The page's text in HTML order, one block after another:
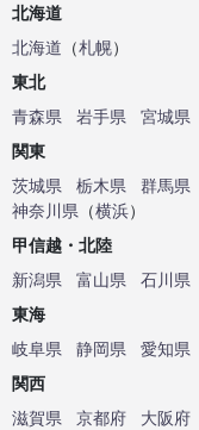
北海道
北海道 （札幌）
東北
青森県
岩手県 宮城県
関東
茨城県
栃木県 群馬県
神奈川県 （横浜）
甲信越・北陸
新潟県
富山県 石川県
東海
岐阜県
静岡県 愛知県
関西
滋賀県
京都府 大阪府